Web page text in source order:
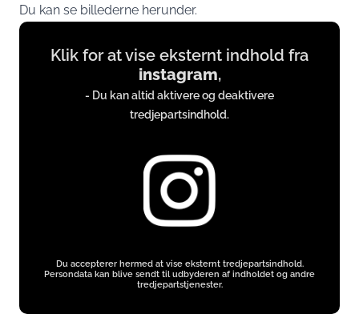
Du kan se billederne herunder.
Display
content
instagram.com
Klik for at vise eksternt indhold fra
instagram,
- Du kan altid aktivere og deaktivere
tredjepartsindhold.
Du accepterer hermed at vise eksternt tredjepartsindhold.
Persondata kan blive sendt til udbyderen af indholdet og andre
tredjepartstjenester.